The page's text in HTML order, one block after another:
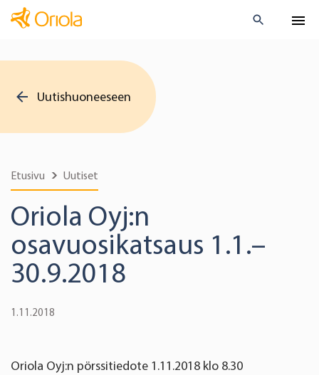
Uutishuoneeseen
Etusivu Uutiset
Oriola Oyj:n
osavuosikatsaus 1.1.–
30.9.2018
1.11.2018
Oriola Oyj:n pörssitiedote 1.11.2018 klo 8.30